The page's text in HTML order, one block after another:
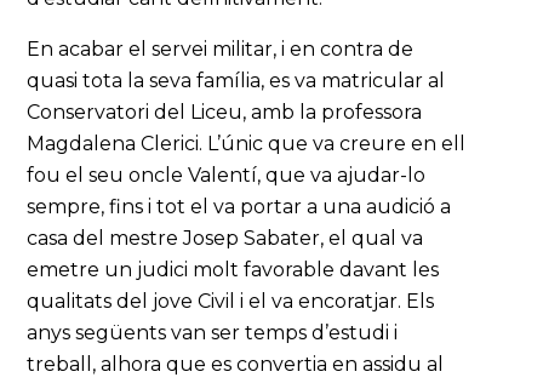
En acabar el servei militar, i en contra de
quasi tota la seva família, es va matricular al
Conservatori del Liceu, amb la professora
Magdalena Clerici. L’únic que va creure en ell
fou el seu oncle Valentí, que va ajudar-lo
sempre, fins i tot el va portar a una audició a
casa del mestre Josep Sabater, el qual va
emetre un judici molt favorable davant les
qualitats del jove Civil i el va encoratjar. Els
anys següents van ser temps d’estudi i
treball, alhora que es convertia en assidu al